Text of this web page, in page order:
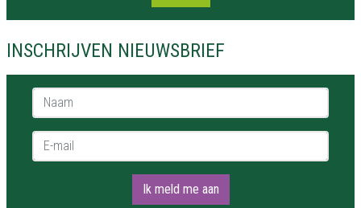
INSCHRIJVEN NIEUWSBRIEF
Naam *
E-mail *
Ik meld me aan